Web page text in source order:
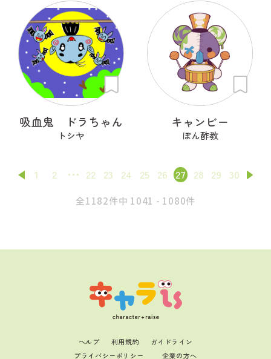
吸血鬼 ドラちゃん
トシヤ
キャンビー
ぽん酢教
1 2 22 23 24 25 26 27 28 29 30
全1182件中 1041 - 1080件
ヘルプ 利用規約
ガイドライン
プライバシーポリシー
企業の方へ